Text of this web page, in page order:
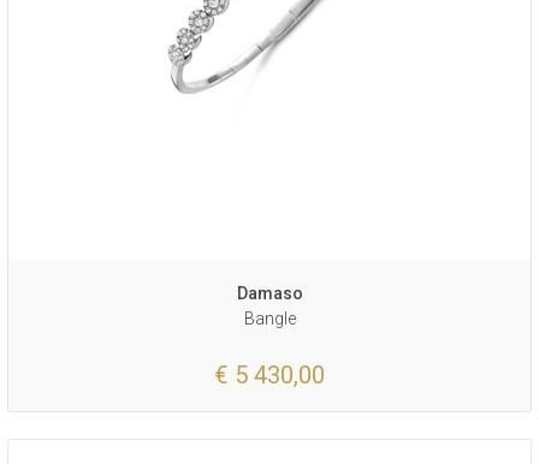
Damaso
Bangle
€ 5 430,00